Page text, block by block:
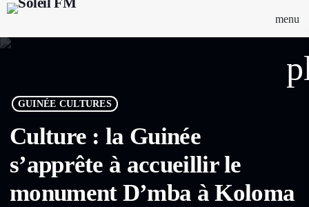
menu
GUINÉE CULTURES
Culture : la Guinée
s’apprête à accueillir le
monument D’mba à Koloma